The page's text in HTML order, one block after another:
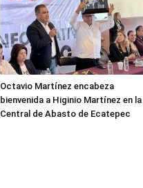
Octavio Martínez encabeza
bienvenida a Higinio Martínez en la
Central de Abasto de Ecatepec